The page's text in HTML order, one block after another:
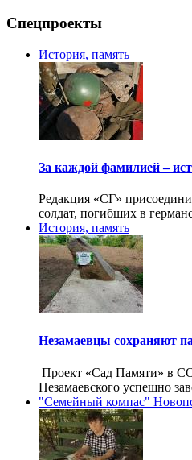
Спецпроекты
История, память
За каждой фамилией –
Редакция «СГ»
солдат, погибших в
История, память
Незамаевцы сохраняют
Проект «Сад Памяти» в
Незамаевского успешно
"Семейный компас"